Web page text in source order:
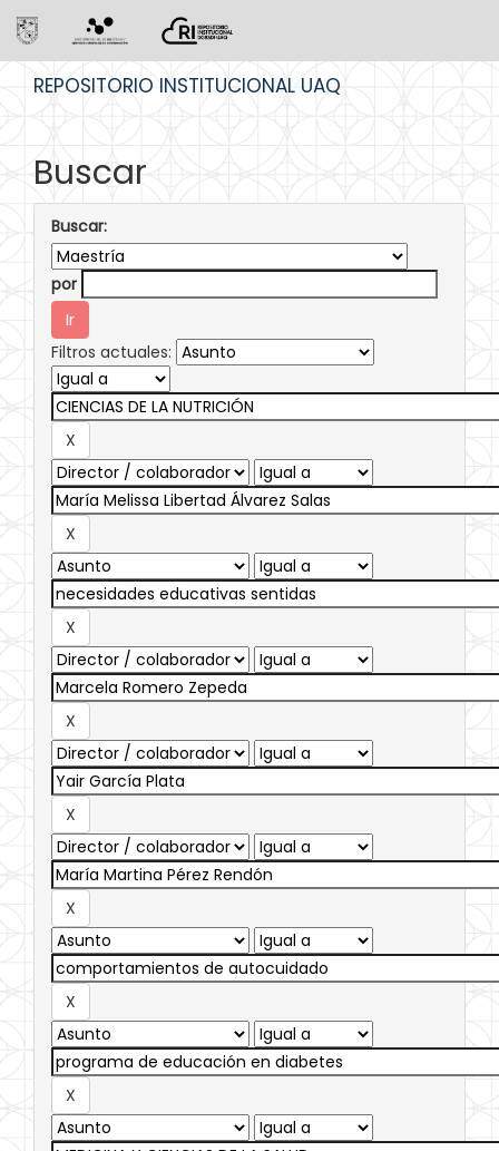
REPOSITORIO INSTITUCIONAL UAQ
Buscar
Buscar:
por
Filtros actuales: